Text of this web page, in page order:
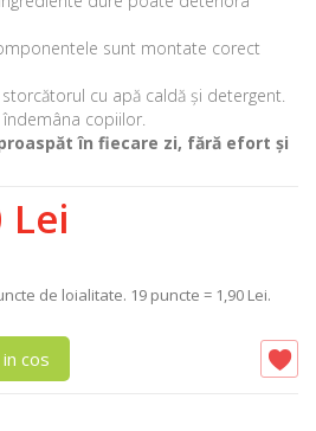
sunt montate corect
cu apă caldă și detergent.
copiilor.
în fiecare zi, fără efort și
Lei
de loialitate. 19 puncte = 1,90 Lei.
cos